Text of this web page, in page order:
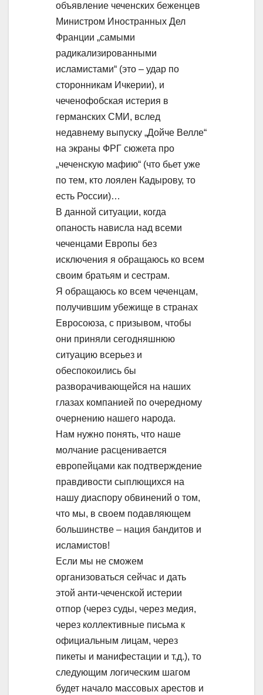
объявление чеченских беженцев
Министром Иностранных Дел
Франции „самыми
радикализированными
исламистами“ (это – удар по
сторонникам Ичкерии), и
чеченофобская истерия в
германских СМИ, вслед
недавнему выпуску „Дойче Велле“
на экраны ФРГ сюжета про
„чеченскую мафию“ (что бьет уже
по тем, кто лоялен Кадырову, то
есть России)…
В данной ситуации, когда
опаность нависла над всеми
чеченцами Европы без
исключения я обращаюсь ко всем
своим братьям и сестрам.
Я обращаюсь ко всем чеченцам,
получившим убежище в странах
Евросоюза, с призывом, чтобы
они приняли сегодняшнюю
ситуацию всерьез и
обеспокоились бы
разворачивающейся на наших
глазах компанией по очередному
очернению нашего народа.
Нам нужно понять, что наше
молчание расценивается
европейцами как подтверждение
правдивости сыплющихся на
нашу диаспору обвинений о том,
что мы, в своем подавляющем
большинстве – нация бандитов и
исламистов!
Если мы не сможем
организоваться сейчас и дать
этой анти-чеченской истерии
отпор (через суды, через медия,
через коллективные письма к
официальным лицам, через
пикеты и манифестации и т.д.), то
следующим логическим шагом
будет начало массовых арестов и